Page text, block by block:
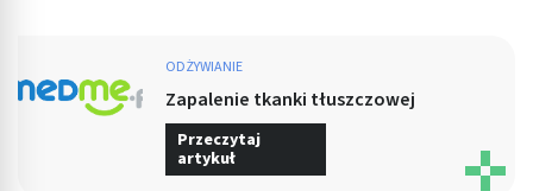
ODŻYWIANIE
Zapalenie tkanki tłuszczowej
Przeczytaj
artykuł